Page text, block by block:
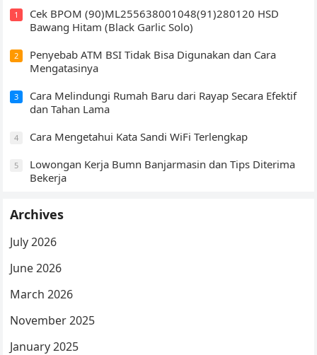
1
Cek BPOM (90)ML255638001048(91)280120 HSD
Bawang Hitam (Black Garlic Solo)
2
Penyebab ATM BSI Tidak Bisa Digunakan dan Cara
Mengatasinya
3
Cara Melindungi Rumah Baru dari Rayap Secara Efektif
dan Tahan Lama
4 Cara Mengetahui Kata Sandi WiFi Terlengkap
5
Lowongan Kerja Bumn Banjarmasin dan Tips Diterima
Bekerja
Archives
July 2026
June 2026
March 2026
November 2025
January 2025